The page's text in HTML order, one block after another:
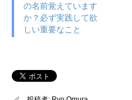
の名前覚えています
か？必ず実践して欲
しい重要なこと